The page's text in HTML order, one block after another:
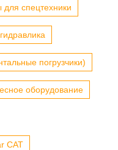
спецтехники
погрузчики)
оборудование
CAT